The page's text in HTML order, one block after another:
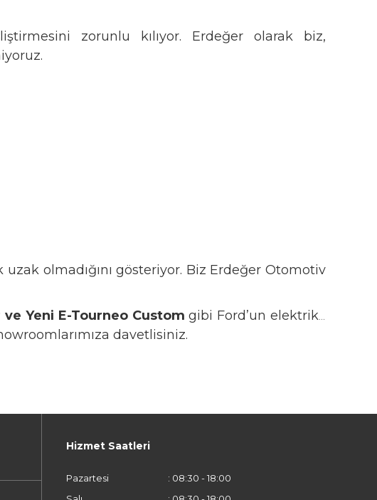
zorunlu kılıyor. Erdeğer olarak biz,
olmadığını gösteriyor. Biz Erdeğer Otomotiv
ve Yeni E-Tourneo Custom gibi Ford’un elektrikli
davetlisiniz.
Hizmet Saatleri
Pazartesi
: 08:30 - 18:00